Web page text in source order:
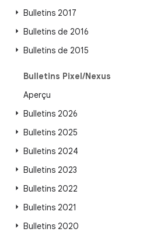
Bulletins 2017
Bulletins de 2016
Bulletins de 2015
Bulletins Pixel/Nexus
Aperçu
Bulletins 2026
Bulletins 2025
Bulletins 2024
Bulletins 2023
Bulletins 2022
Bulletins 2021
Bulletins 2020